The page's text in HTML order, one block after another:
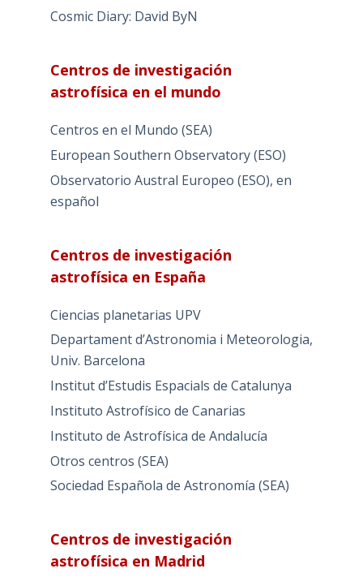
Cosmic Diary: David ByN
Centros de investigación
astrofísica en el mundo
Centros en el Mundo (SEA)
European Southern Observatory (ESO)
Observatorio Austral Europeo (ESO), en
español
Centros de investigación
astrofísica en España
Ciencias planetarias UPV
Departament d’Astronomia i Meteorologia,
Univ. Barcelona
Institut d’Estudis Espacials de Catalunya
Instituto Astrofísico de Canarias
Instituto de Astrofísica de Andalucía
Otros centros (SEA)
Sociedad Española de Astronomía (SEA)
Centros de investigación
astrofísica en Madrid